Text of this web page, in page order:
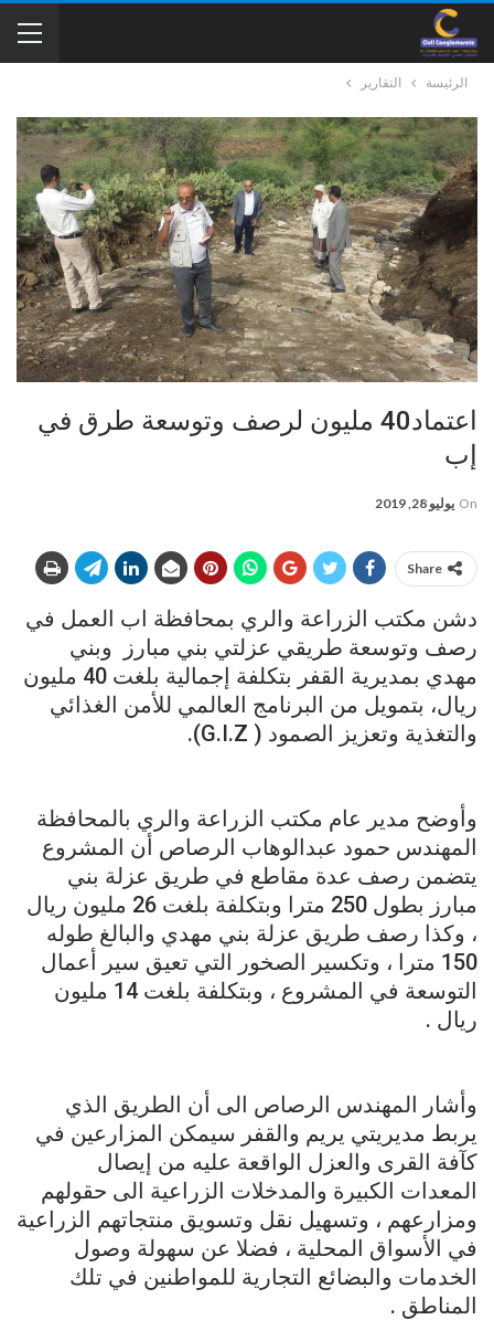
الرئيسة التقارير
اعتماد40 مليون لرصف وتوسعة طرق في
إب
On يوليو 28, 2019
Share
دشن مكتب الزراعة والري بمحافظة اب العمل في
رصف وتوسعة طريقي عزلتي بني مبارز وبني
مهدي بمديرية القفر بتكلفة إجمالية بلغت 40 مليون
ريال، بتمويل من البرنامج العالمي للأمن الغذائي
والتغذية وتعزيز الصمود ( G.I.Z).
وأوضح مدير عام مكتب الزراعة والري بالمحافظة
المهندس حمود عبدالوهاب الرصاص أن المشروع
يتضمن رصف عدة مقاطع في طريق عزلة بني
مبارز بطول 250 مترا وبتكلفة بلغت 26 مليون ريال
، وكذا رصف طريق عزلة بني مهدي والبالغ طوله
150 مترا ، وتكسير الصخور التي تعيق سير أعمال
التوسعة في المشروع ، وبتكلفة بلغت 14 مليون
ريال .
وأشار المهندس الرصاص الى أن الطريق الذي
يربط مديريتي يريم والقفر سيمكن المزارعين في
كآفة القرى والعزل الواقعة عليه من إيصال
المعدات الكبيرة والمدخلات الزراعية الى حقولهم
ومزارعهم ، وتسهيل نقل وتسويق منتجاتهم الزراعية
في الأسواق المحلية ، فضلا عن سهولة وصول
الخدمات والبضائع التجارية للمواطنين في تلك
المناطق .